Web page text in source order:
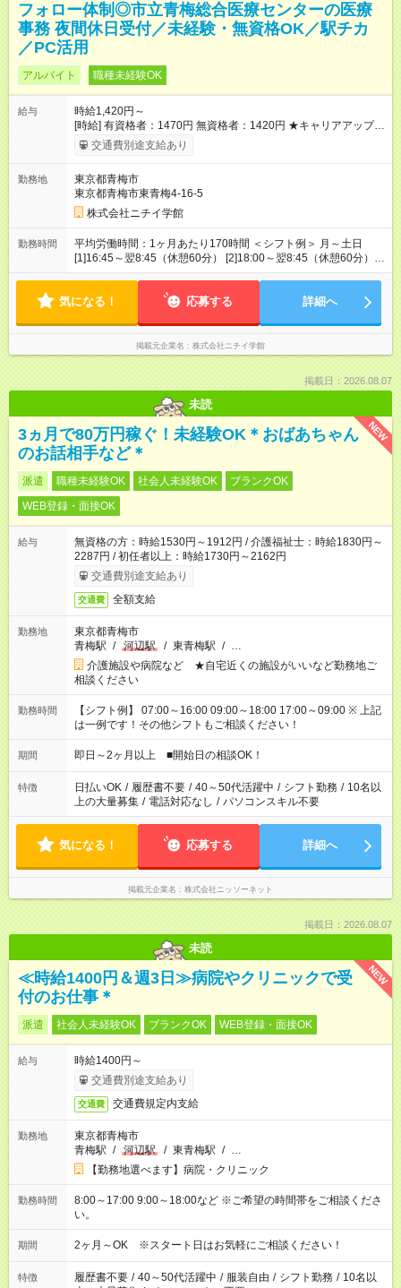
フォロー体制◎市立青梅総合医療センターの医療
事務 夜間休日受付／未経験・無資格OK／駅チカ
／PC活用
アルバイト 職種未経験OK
給与
時給1,420円～
[時給] 有資格者：1470円 無資格者：1420円 ★キャリアアップ制
度あり 進級により給与がアップします！ 【試用期間】試用期間
あり 試用期間の長さ：3ヶ月 雇用形態、給与は本採用時と同じ
交通費別途支給あり
勤務地
東京都青梅市
東京都青梅市東青梅4-16-5
株式会社ニチイ学館
勤務時間
平均労働時間：1ヶ月あたり170時間 ＜シフト例＞ 月～土日
[1]16:45～翌8:45（休憩60分） [2]18:00～翌8:45（休憩60分）
[3]16:45～22:00（休憩なし） 土日祝 [4]8:30～17:00 （休憩60
均労働時間：1ヶ月あたり170時間 ＜シフト例＞ 月～土日
[3]16:45～22:00（休憩なし） 土日祝 [4]8:30～17:00 （休憩60
分） ※[1]～[4]でシフト勤務 ※すべての時間帯で勤務できる方
気になる！ 応募する 詳細へ
掲載元企業名 株式会社ニチイ学館
掲載日：2026.08.07
未読
NEW
3ヵ月で80万円稼ぐ！未経験OK＊おばあちゃん
のお話相手など＊
派遣 職種未経験OK 社会人未経験OK
ブランクOK
WEB登録・面接OK
給与
無資格の方：時給1530円～1912円 / 介護福祉士：時給1830円～
2287円 / 初任者以上：時給1730円～2162円
交通費別途支給あり
交通費 全額支給
勤務地
東京都青梅市
青梅駅 / 河辺駅 / 東青梅駅 / …
介護施設や病院など ★自宅近くの施設がいいなど勤務地ご
相談ください
勤務時間
【シフト例】 07:00～16:00 09:00～18:00 17:00～09:00 ※ 上記
は一例です！その他シフトもご相談ください！
期間 即日～2ヶ月以上 ■開始日の相談OK！
特徴 日払いOK / 履歴書不要 / 40～50代活躍中 / シフト勤務 / 10名以
上の大量募集 / 電話対応なし / パソコンスキル不要
気になる！ 応募する 詳細へ
掲載元企業名 株式会社ニッソーネット
掲載日：2026.08.07
未読
NEW
≪時給1400円＆週3日≫病院やクリニックで受
付のお仕事＊
派遣 社会人未経験OK ブランクOK WEB登録・面接OK
給与
時給1400円～
交通費別途支給あり
交通費 交通費規定内支給
勤務地
東京都青梅市
青梅駅 / 河辺駅 / 東青梅駅 / …
【勤務地選べます】病院・クリニック
勤務時間
8:00～17:00 9:00～18:00など ※ご希望の時間帯をご相談くださ
い。
期間 2ヶ月～OK ※スタート日はお気軽にご相談ください！
特徴 履歴書不要 / 40～50代活躍中 / 服装自由 / シフト勤務 / 10名以